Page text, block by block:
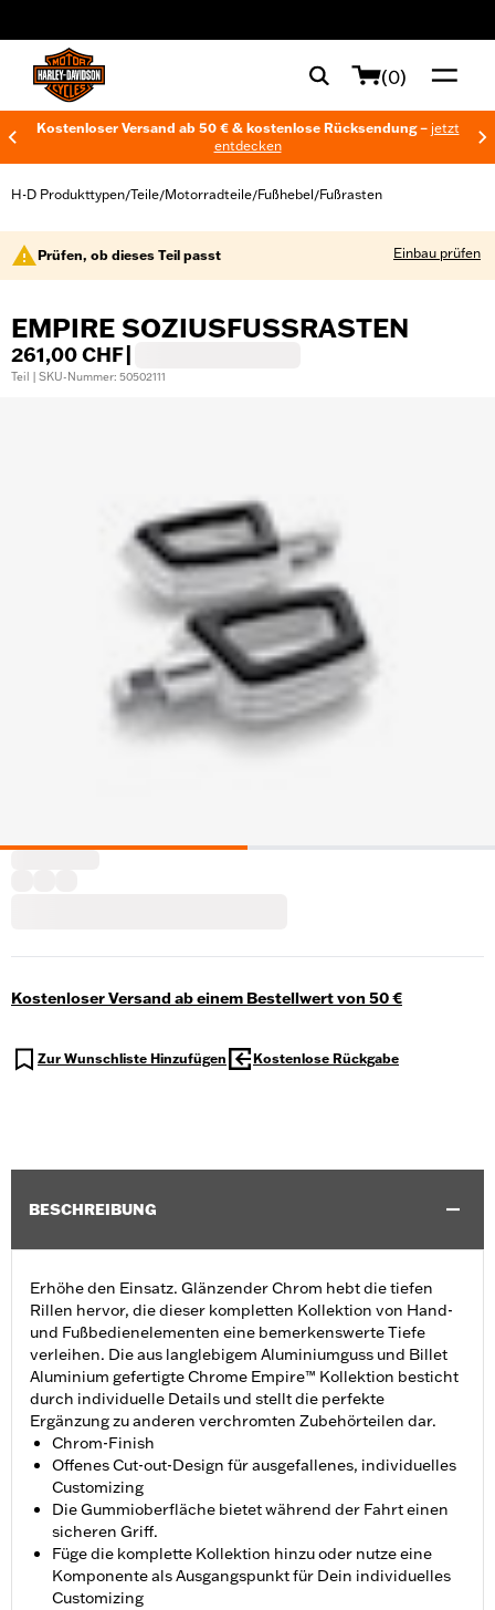
(0)
Kostenloser Versand ab 50 € & kostenlose Rücksendung – jetzt
entdecken
H-D Produkttypen/Teile/Motorradteile/Fußhebel/Fußrasten
Prüfen, ob dieses Teil passt Einbau prüfen
EMPIRE SOZIUSFUSSRASTEN
261,00 CHF
Teil | SKU-Nummer: 50502111
Kostenloser Versand ab einem Bestellwert von 50 €
Zur Wunschliste Hinzufügen Kostenlose Rückgabe
BESCHREIBUNG
Erhöhe den Einsatz. Glänzender Chrom hebt die tiefen
Rillen hervor, die dieser kompletten Kollektion von Hand-
und Fußbedienelementen eine bemerkenswerte Tiefe
verleihen. Die aus langlebigem Aluminiumguss und Billet
Aluminium gefertigte Chrome Empire™ Kollektion besticht
durch individuelle Details und stellt die perfekte
Ergänzung zu anderen verchromten Zubehörteilen dar.
Chrom-Finish
Offenes Cut-out-Design für ausgefallenes, individuelles
Customizing
Die Gummioberfläche bietet während der Fahrt einen
sicheren Griff.
Füge die komplette Kollektion hinzu oder nutze eine
Komponente als Ausgangspunkt für Dein individuelles
Customizing